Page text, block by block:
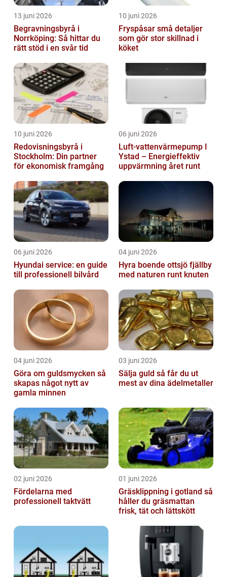
13 juni 2026
Begravningsbyrå i
Norrköping: Så hittar du
rätt stöd i en svår tid
10 juni 2026
Fryspåsar små detaljer
som gör stor skillnad i
köket
10 juni 2026
Redovisningsbyrå i
Stockholm: Din partner
för ekonomisk framgång
06 juni 2026
Luft-vattenvärmepump I
Ystad – Energieffektiv
uppvärmning året runt
06 juni 2026
Hyundai service: en guide
till professionell bilvård
04 juni 2026
Hyra boende ottsjö fjällby
med naturen runt knuten
04 juni 2026
Göra om guldsmycken så
skapas något nytt av
gamla minnen
03 juni 2026
Sälja guld så får du ut
mest av dina ädelmetaller
02 juni 2026
Fördelarna med
professionell taktvätt
01 juni 2026
Gräsklippning i gotland så
håller du gräsmattan
frisk, tät och lättskött